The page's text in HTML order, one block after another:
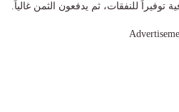
توفيراً للنفقات، ثم يدفعون الثمن غالياً.